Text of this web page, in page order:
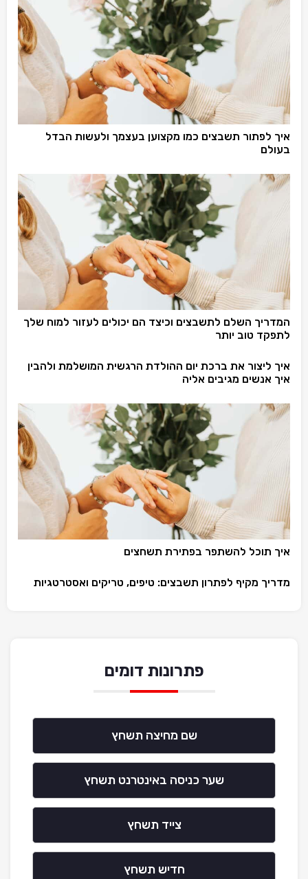
איך לפתור תשבצים כמו מקצוען בעצמך ולעשות הבדל
בעולם
המדריך השלם לתשבצים וכיצד הם יכולים לעזור למוח שלך
לתפקד טוב יותר
איך ליצור את ברכת יום ההולדת הרגשית המושלמת ולהבין
איך אנשים מגיבים אליה
איך תוכל להשתפר בפתירת תשחצים
מדריך מקיף לפתרון תשבצים: טיפים, טריקים ואסטרטגיות
פתרונות דומים
שם מחיצה תשחץ
שער כניסה באינטרנט תשחץ
צייד תשחץ
חדיש תשחץ